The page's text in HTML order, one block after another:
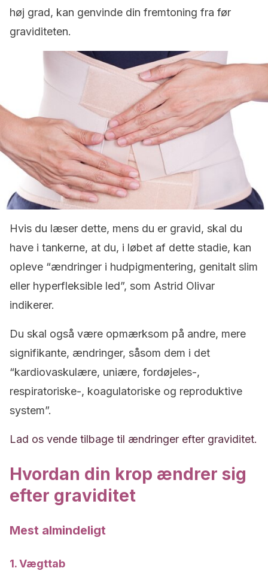
høj grad, kan genvinde din fremtoning fra før
graviditeten.
Hvis du læser dette, mens du er gravid, skal du
have i tankerne, at du, i løbet af dette stadie, kan
opleve “ændringer i hudpigmentering, genitalt slim
eller hyperfleksible led”, som Astrid Olivar
indikerer.
Du skal også være opmærksom på andre, mere
signifikante, ændringer, såsom dem i det
“kardiovaskulære, uniære, fordøjeles-,
respiratoriske-, koagulatoriske og reproduktive
system”.
Lad os vende tilbage til ændringer efter graviditet.
Hvordan din krop ændrer sig
efter graviditet
Mest almindeligt
1. Vægttab